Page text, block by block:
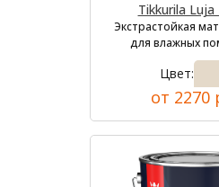
Tikkurila Luja
Экстрастойкая
для влажных
Цвет:
от 2270